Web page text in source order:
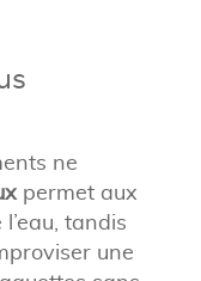
ne
permet aux
tandis
une